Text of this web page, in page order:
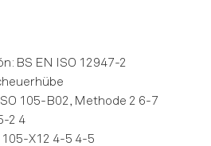
BS EN ISO 12947-2
105-B02, Methode 2 6-7
2 4
X12 4-5 4-5